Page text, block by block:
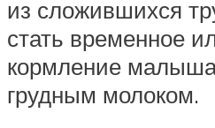
из сложившихся
стать временное
кормление
грудным молоком.